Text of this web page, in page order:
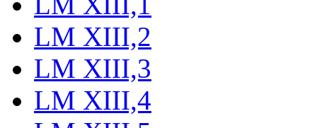
LM XIII,2
LM XIII,3
LM XIII,4